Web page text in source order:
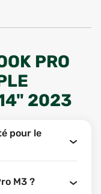
QUELLES
LE
LE
vaut vraiment ce
modèle vise
Pro M3 mise
la marque avec
Le MacBook Pro
PRO
2023
pour le
M3 ?